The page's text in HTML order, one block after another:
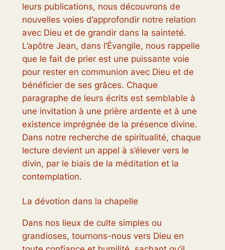
leurs publications, nous découvrons de
nouvelles voies d’approfondir notre relation
avec Dieu et de grandir dans la sainteté.
L’apôtre Jean, dans l’Évangile, nous rappelle
que le fait de prier est une puissante voie
pour rester en communion avec Dieu et de
bénéficier de ses grâces. Chaque
paragraphe de leurs écrits est semblable à
une invitation à une prière ardente et à une
existence imprégnée de la présence divine.
Dans notre recherche de spiritualité, chaque
lecture devient un appel à s’élever vers le
divin, par le biais de la méditation et la
contemplation.
La dévotion dans la chapelle
Dans nos lieux de culte simples ou
grandioses, tournons-nous vers Dieu en